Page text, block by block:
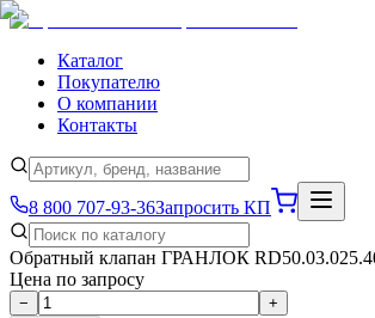
Каталог
Покупателю
О компании
Контакты
8 800 707-93-36Запросить КП
Обратный клапан ГРАНЛОК
Цена по запросу
−
+